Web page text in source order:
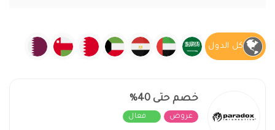
كل الدول
خصم حتى 40%
عروض فعال